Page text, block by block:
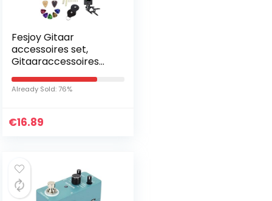
Fesjoy Gitaar
accessoires set,
Gitaaraccessoires
Set Snaaropwinder
Capo Tuner Picks
Snaren Zadelmoer
Already Sold: 76%
€16.89